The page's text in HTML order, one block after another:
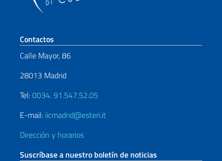
Sezione footer
Contactos
Calle Mayor, 86
28013 Madrid
Tel:0034. 91.547.52.05
E-mail: iicmadrid@esteri.it
Dirección y horarios
Suscríbase a nuestro boletín de noticias